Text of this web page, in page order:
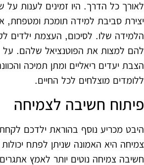
לאורך כל הדרך. היו זמינים לענות
יצירת סביבת למידה תומכת ומטפחת,
הלמידה שלו. לסיכום, העצמת ילדים
להם למצות את הפוטנציאל שלהם. על
הצבת יעדים ריאליים ומתן תמיכה
ללומדים מוצלחים לכל החיים.
פיתוח חשיבה לצמיחה
היבט מכריע נוסף בהוראת ילדכם
צמיחה היא האמונה שניתן לפתח
חשיבה צמיחה נוטים יותר לאמץ